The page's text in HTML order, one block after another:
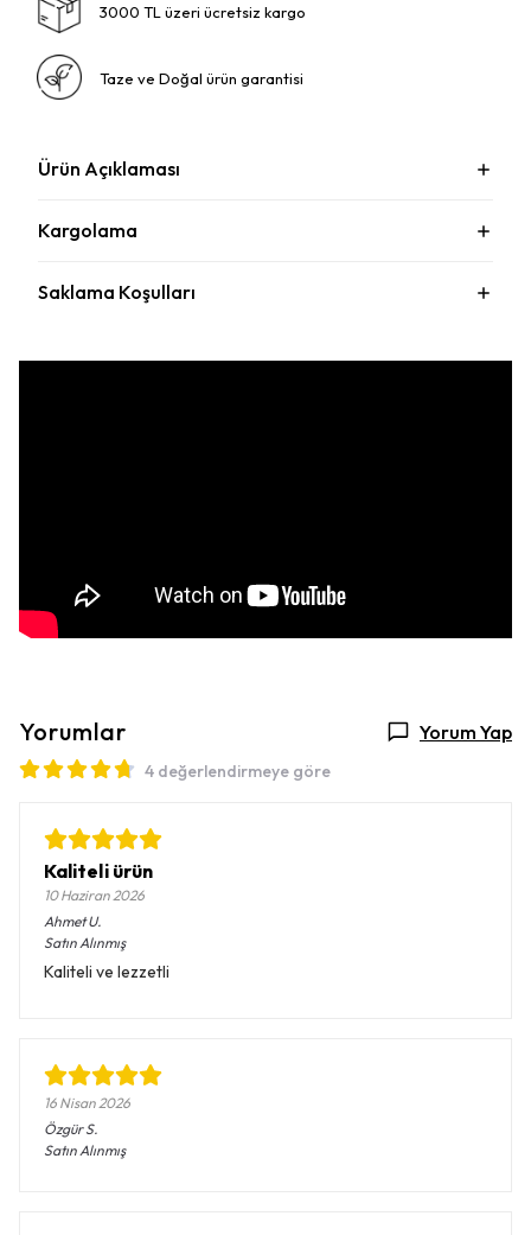
3000 TL üzeri ücretsiz kargo
Taze ve Doğal ürün garantisi
Ürün Açıklaması
Kargolama
Saklama Koşulları
Yorumlar Yorum Yap
4 değerlendirmeye göre
Kaliteli ürün
10 Haziran 2026
Ahmet U.
Satın Alınmış
Kaliteli ve lezzetli
16 Nisan 2026
Özgür S.
Satın Alınmış